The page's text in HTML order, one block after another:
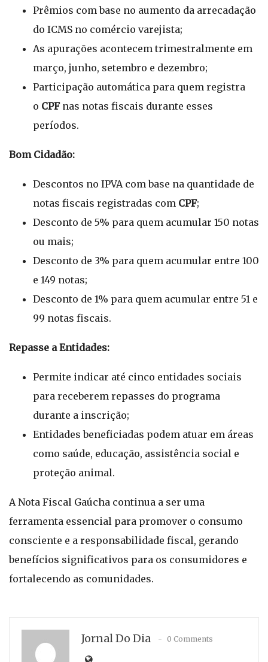
Prêmios com base no aumento da arrecadação
do ICMS no comércio varejista;
As apurações acontecem trimestralmente em
março, junho, setembro e dezembro;
Participação automática para quem registra
o CPFnas notas fiscais durante esses
períodos.
Bom Cidadão:
Descontos no IPVA com base na quantidade de
notas fiscais registradas com CPF;
Desconto de 5% para quem acumular 150 notas
ou mais;
Desconto de 3% para quem acumular entre 100
e 149 notas;
Desconto de 1% para quem acumular entre 51 e
99 notas fiscais.
Repasse a Entidades:
Permite indicar até cinco entidades sociais
para receberem repasses do programa
durante a inscrição;
Entidades beneficiadas podem atuar em áreas
como saúde, educação, assistência social e
proteção animal.
A Nota Fiscal Gaúcha continua a ser uma
ferramenta essencial para promover o consumo
consciente e a responsabilidade fiscal, gerando
benefícios significativos para os consumidores e
fortalecendo as comunidades.
Jornal Do Dia 0 Comments